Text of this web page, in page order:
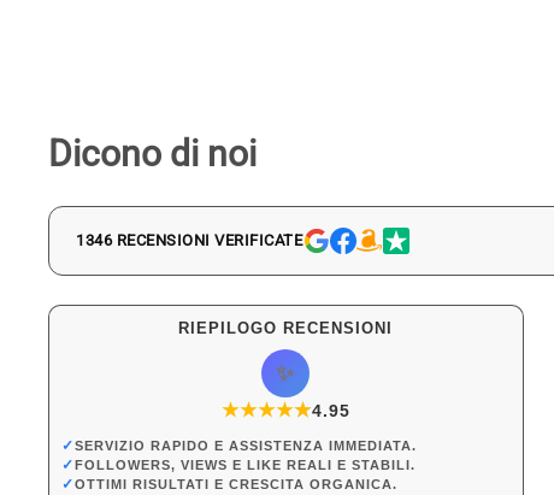
Dicono di noi
1346 RECENSIONI VERIFICATE
RIEPILOGO RECENSIONI
✨
★★★★★
★4.95
✓SERVIZIO RAPIDO E ASSISTENZA IMMEDIATA.
✓FOLLOWERS, VIEWS E LIKE REALI E STABILI.
✓OTTIMI RISULTATI E CRESCITA ORGANICA.